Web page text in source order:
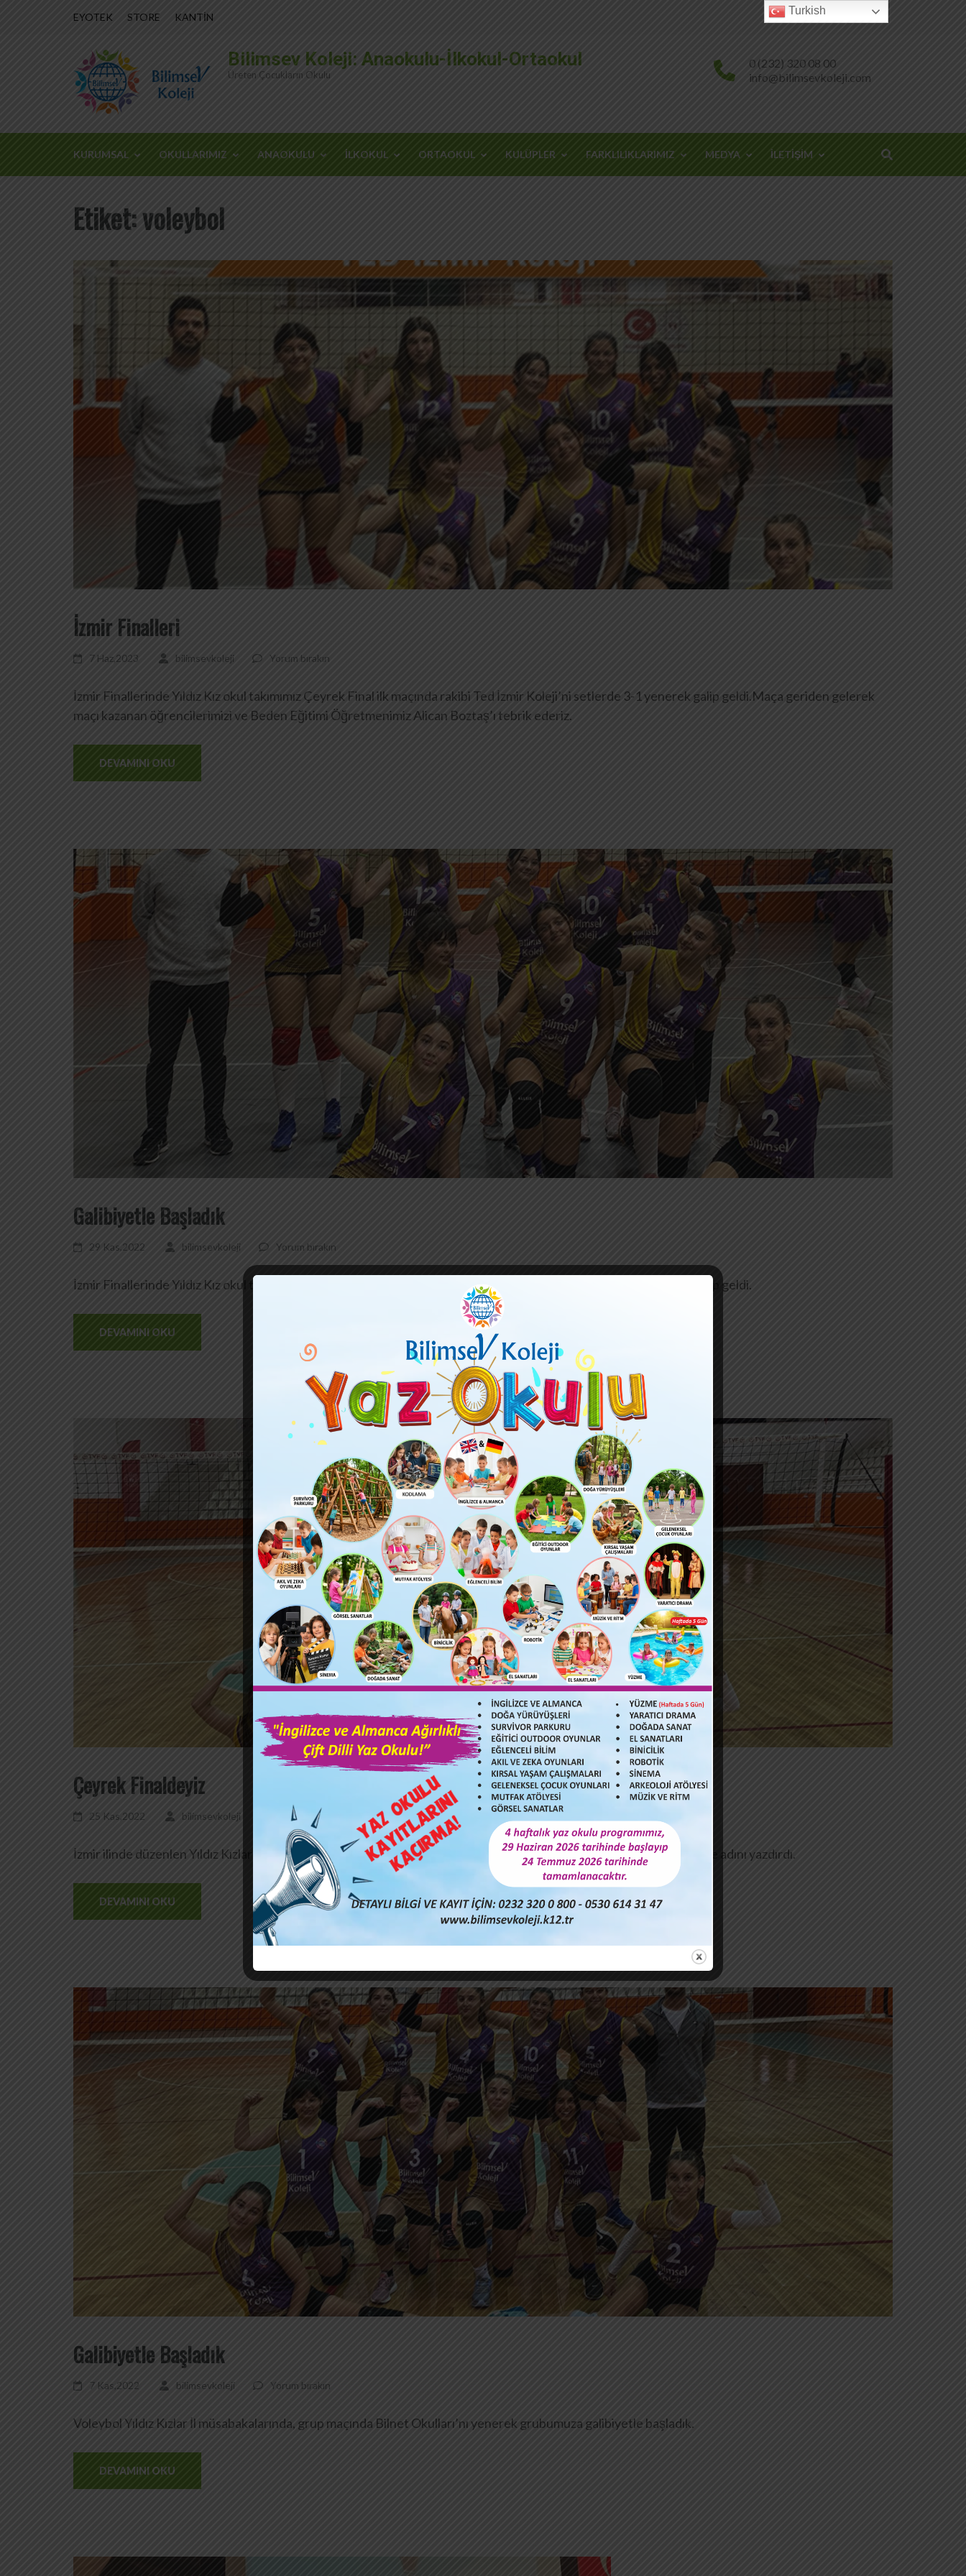
EYOTEK STORE KANTİN
Bilimsev Koleji: Anaokulu-İlkokul-Ortaokul
Üreten Çocukların Okulu
0 (232) 320 08 00
info@bilimsevkoleji.com
KURUMSAL OKULLARIMIZ ANAOKULU İLKOKUL ORTAOKUL KULÜPLER FARKLILIKLARIMIZ MEDYA İLETİŞİM
Etiket:voleybol
İzmir Finalleri
7 Haz,2023 bilimsevkoleji Yorum bırakın
İzmir Finallerinde Yıldız Kız okul takımımız Çeyrek Final ilk maçında rakibi Ted İzmir Koleji’ni setlerde 3-1 yenerek galip geldi.Maça geriden gelerek
maçı kazanan öğrencilerimizi ve Beden Eğitimi Öğretmenimiz Alican Boztaş’ı tebrik ederiz.
DEVAMINI OKU
Galibiyetle Başladık
29 Kas,2022 bilimsevkoleji Yorum bırakın
İzmir Finallerinde Yıldız Kız okul takımımız Çeyrek Final ilk maçında rakibi Ted İzmir Koleji’ni setlerde 3-1 yenerek galip geldi.
DEVAMINI OKU
Çeyrek Finaldeyiz
25 Kas,2022 bilimsevkoleji Yorum bırakın
İzmir ilinde düzenlen Yıldız Kızlar İl müsabakalarında, grup maçlarının belli olmasıyla okulumuz İzmir Çeyrek Finallerine adını yazdırdı.
DEVAMINI OKU
Galibiyetle Başladık
7 Kas,2022 bilimsevkoleji Yorum bırakın
Voleybol Yıldız Kızlar İl müsabakalarında, grup maçında Bilnet Okulları’nı yenerek grubumuza galibiyetle başladık.
DEVAMINI OKU
Turkish